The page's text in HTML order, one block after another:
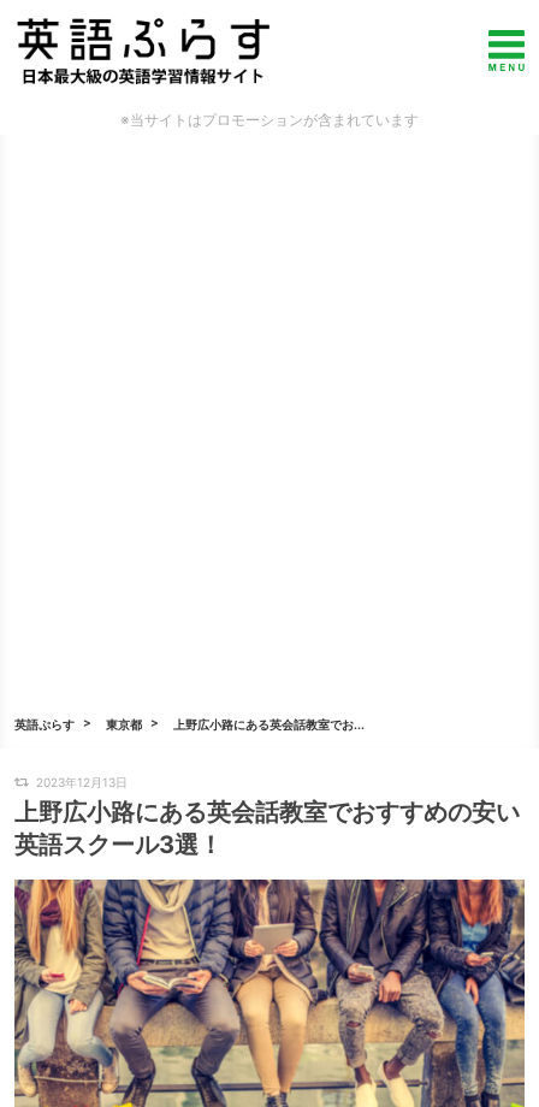
※当サイトはプロモーションが含まれています
英語ぷらす 東京都 上野広小路にある英会話教室でお...
2023年12月13日
上野広小路にある英会話教室でおすすめの安い
英語スクール3選！